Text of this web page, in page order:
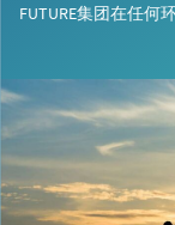
FUTURE集团在任何